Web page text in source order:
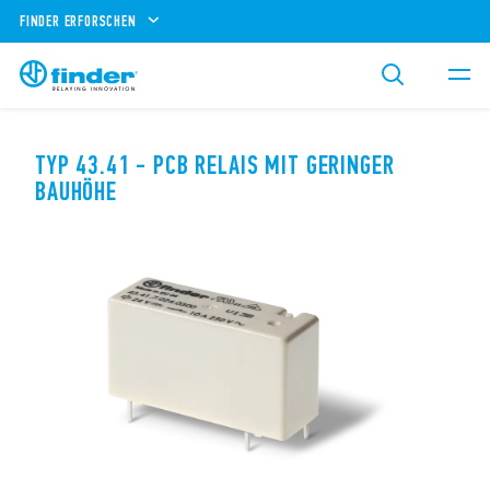
FINDER ERFORSCHEN
TYP 43.41 - PCB RELAIS MIT GERINGER
BAUHÖHE